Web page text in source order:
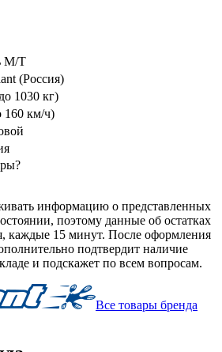
M/T
(Россия)
1030 кг)
160 км/ч)
информацию о представленных
поэтому данные об остатках
каждые 15 минут. После оформления
подтвердит наличие
и подскажет по всем вопросам.
Все товары бренда